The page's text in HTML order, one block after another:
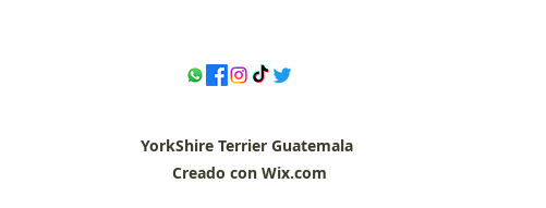
YorkShire Terrier Guatemala
Creado con Wix.com